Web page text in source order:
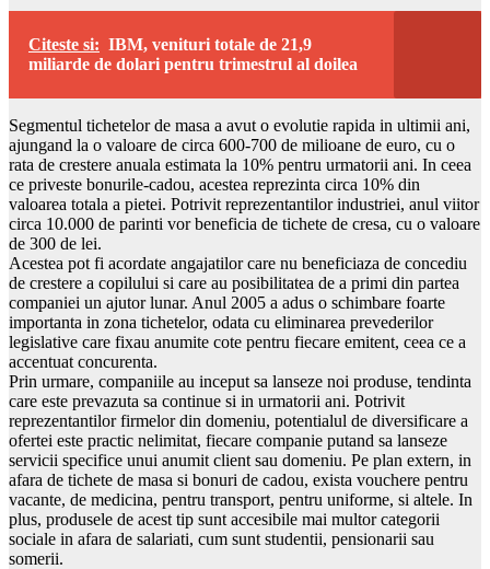
Citeste si: IBM, venituri totale de 21,9
miliarde de dolari pentru trimestrul al doilea
Segmentul tichetelor de masa a avut o evolutie rapida in ultimii ani,
ajungand la o valoare de circa 600-700 de milioane de euro, cu o
rata de crestere anuala estimata la 10% pentru urmatorii ani. In ceea
ce priveste bonurile-cadou, acestea reprezinta circa 10% din
valoarea totala a pietei. Potrivit reprezentantilor industriei, anul viitor
circa 10.000 de parinti vor beneficia de tichete de cresa, cu o valoare
de 300 de lei.
Acestea pot fi acordate angajatilor care nu beneficiaza de concediu
de crestere a copilului si care au posibilitatea de a primi din partea
companiei un ajutor lunar. Anul 2005 a adus o schimbare foarte
importanta in zona tichetelor, odata cu eliminarea prevederilor
legislative care fixau anumite cote pentru fiecare emitent, ceea ce a
accentuat concurenta.
Prin urmare, companiile au inceput sa lanseze noi produse, tendinta
care este prevazuta sa continue si in urmatorii ani. Potrivit
reprezentantilor firmelor din domeniu, potentialul de diversificare a
ofertei este practic nelimitat, fiecare companie putand sa lanseze
servicii specifice unui anumit client sau domeniu. Pe plan extern, in
afara de tichete de masa si bonuri de cadou, exista vouchere pentru
vacante, de medicina, pentru transport, pentru uniforme, si altele. In
plus, produsele de acest tip sunt accesibile mai multor categorii
sociale in afara de salariati, cum sunt studentii, pensionarii sau
somerii.